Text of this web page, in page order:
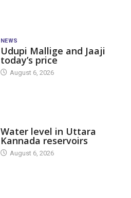
NEWS
Udupi Mallige and Jaaji
today’s price
August 6, 2026
Water level in Uttara
Kannada reservoirs
August 6, 2026